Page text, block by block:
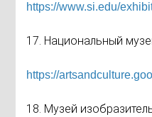
https://www.si.edu/
17. Национальный
https://
18. Музей